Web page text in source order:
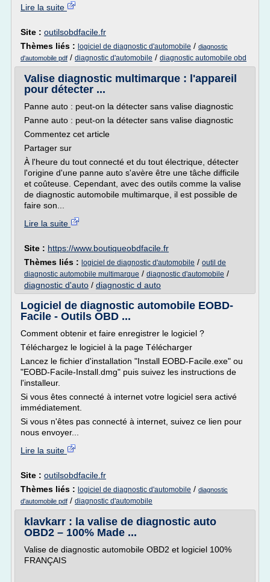
Lire la suite
Site : outilsobdfacile.fr
Thèmes liés : logiciel de diagnostic d'automobile / diagnostic
d'automobile pdf / diagnostic d'automobile / diagnostic automobile obd
Valise diagnostic multimarque : l'appareil
pour détecter ...
Panne auto : peut-on la détecter sans valise diagnostic
Panne auto : peut-on la détecter sans valise diagnostic
Commentez cet article
Partager sur
À l'heure du tout connecté et du tout électrique, détecter
l'origine d'une panne auto s'avère être une tâche difficile
et coûteuse. Cependant, avec des outils comme la valise
de diagnostic automobile multimarque, il est possible de
faire son...
Lire la suite
Site : https://www.boutiqueobdfacile.fr
Thèmes liés : logiciel de diagnostic d'automobile / outil de
diagnostic automobile multimarque / diagnostic d'automobile /
diagnostic d'auto / diagnostic d auto
Logiciel de diagnostic automobile EOBD-
Facile - Outils OBD ...
Comment obtenir et faire enregistrer le logiciel ?
Téléchargez le logiciel à la page Télécharger
Lancez le fichier d'installation "Install EOBD-Facile.exe" ou
"EOBD-Facile-Install.dmg" puis suivez les instructions de
l'installeur.
Si vous êtes connecté à internet votre logiciel sera activé
immédiatement.
Si vous n'êtes pas connecté à internet, suivez ce lien pour
nous envoyer...
Lire la suite
Site : outilsobdfacile.fr
Thèmes liés : logiciel de diagnostic d'automobile / diagnostic
d'automobile pdf / diagnostic d'automobile
klavkarr : la valise de diagnostic auto
OBD2 – 100% Made ...
Valise de diagnostic automobile OBD2 et logiciel 100%
FRANÇAIS